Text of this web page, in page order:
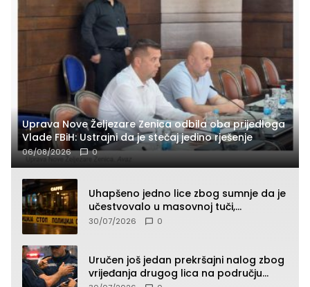
Uprava Nove Željezare Zenica odbila oba prijedloga
Vlade FBiH: Ustrajni da je stečaj jedino rješenje
06/08/2026 0
Uhapšeno jedno lice zbog sumnje da je
učestvovalo u masovnoj tuči,
maloljetnik zadobio povrede
30/07/2026 0
Uručen još jedan prekršajni nalog zbog
vrijeđanja drugog lica na području